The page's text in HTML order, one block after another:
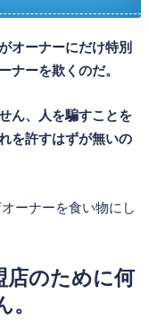
オーナーにだけ特別
ナーを欺くのだ。
ん、人を騙すことを
を許すはずが無いの
ーナーを食い物にし
店のために何